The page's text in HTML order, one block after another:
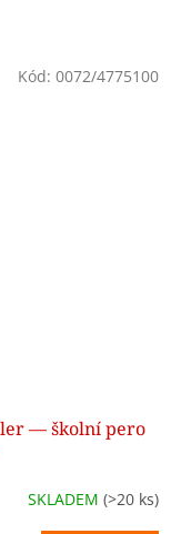
— školní pero
SKLADEM (>20 ks)
Kód: 0072/4775100